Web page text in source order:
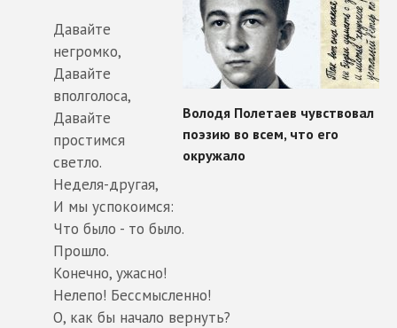
Давайте
негромко,
Давайте
вполголоса,
Давайте
простимся
светло.
Неделя-другая,
И мы успокоимся:
Что было - то было.
Прошло.
Конечно, ужасно!
Нелепо! Бессмысленно!
О, как бы начало вернуть?